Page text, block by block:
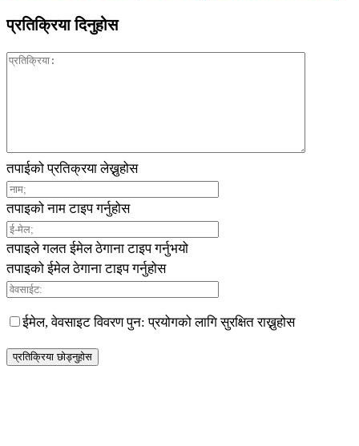
प्रतिक्रिया दिनुहोस
तपाईको प्रतिक्रया लेख्नुहोस
तपाइको नाम टाइप गर्नुहोस
तपाइले गलत ईमेल ठेगाना टाइप गर्नुभयो
तपाइको ईमेल ठेगाना टाइप गर्नुहोस
ईमेल, वेवसाइट विवरण पुन: प्रयोगको लागि सुरक्षित राख्नुहोस